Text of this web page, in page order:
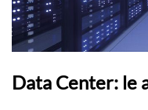
Data Center: le